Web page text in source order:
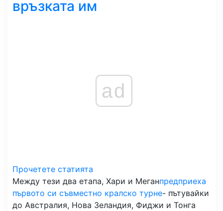
връзката им
ad
Прочетете статията
Между тези два етапа, Хари и Меганпредприеха
първото си съвместно кралско турне- пътувайки
до Австралия, Нова Зеландия, Фиджи и Тонга